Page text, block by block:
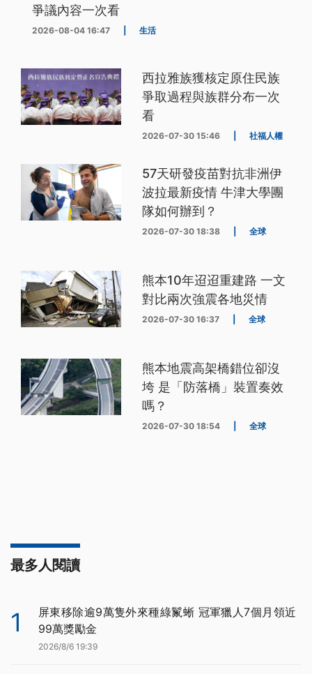
爭議內容一次看
2026-08-04 16:47 生活
西拉雅族獲核定原住民族
爭取過程與族群分布一次
看
2026-07-30 15:46 社福人權
57天研發疫苗對抗非洲伊
波拉最新疫情 牛津大學團
隊如何辦到？
2026-07-30 18:38 全球
熊本10年迢迢重建路 一文
對比兩次強震各地災情
2026-07-30 16:37 全球
熊本地震高架橋錯位卻沒
垮 是「防落橋」裝置奏效
嗎？
2026-07-30 18:54 全球
最多人閱讀
1
屏東移除逾9萬隻外來種綠鬣蜥 冠軍獵人7個月領近
99萬獎勵金
2026/8/6 19:39